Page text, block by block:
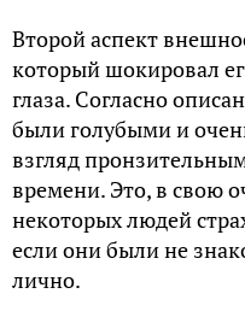
Второй аспект
который шокировал
глаза. Согласно
были голубыми и
взгляд
времени. Это, в свою
некоторых людей
если они были не
лично.